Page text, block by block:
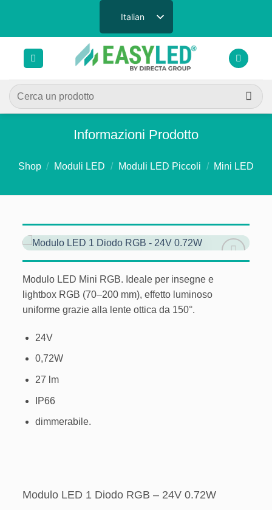
contenuti
Italian
Cerca:
Informazioni Prodotto
Shop / Moduli LED / Moduli LED Piccoli / Mini LED
alla lista
Modulo LED Mini RGB. Ideale per insegne e
lightbox RGB (70–200 mm), effetto luminoso
uniforme grazie alla lente ottica da 150°.
24V
0,72W
27 lm
IP66
dimmerabile.
Modulo LED 1 Diodo RGB – 24V 0.72W